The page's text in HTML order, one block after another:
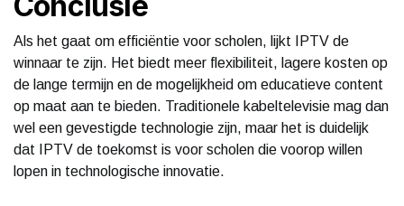
Als het gaat om efficiëntie voor scholen, lijkt IPTV de
winnaar te zijn. Het biedt meer flexibiliteit, lagere kosten op
de lange termijn en de mogelijkheid om educatieve content
op maat aan te bieden. Traditionele kabeltelevisie mag dan
wel een gevestigde technologie zijn, maar het is duidelijk
dat IPTV de toekomst is voor scholen die voorop willen
lopen in technologische innovatie.